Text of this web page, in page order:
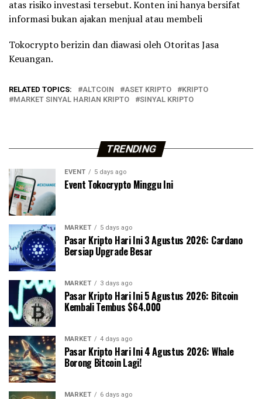
atas risiko investasi tersebut. Konten ini hanya bersifat
informasi bukan ajakan menjual atau membeli
Tokocrypto berizin dan diawasi oleh Otoritas Jasa
Keuangan.
RELATED TOPICS: ALTCOIN ASET KRIPTO
KRIPTO
MARKET SINYAL HARIAN KRIPTO
SINYAL KRIPTO
TRENDING
EVENT 5 days ago
Event Tokocrypto Minggu Ini
MARKET 5 days ago
Pasar Kripto Hari Ini 3 Agustus 2026: Cardano
Bersiap Upgrade Besar
MARKET 3 days ago
Pasar Kripto Hari Ini 5 Agustus 2026: Bitcoin
Kembali Tembus $64.000
MARKET 4 days ago
Pasar Kripto Hari Ini 4 Agustus 2026: Whale
Borong Bitcoin Lagi!
MARKET 6 days ago